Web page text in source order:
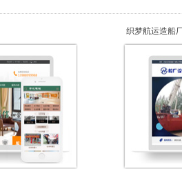
织梦航运造船